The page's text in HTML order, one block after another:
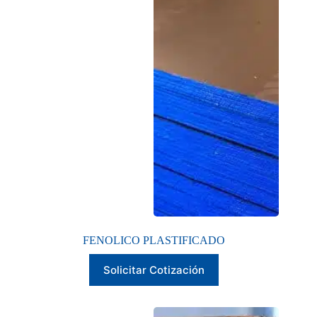
FENOLICO PLASTIFICADO
Solicitar Cotización
producto
tiene
variantes.